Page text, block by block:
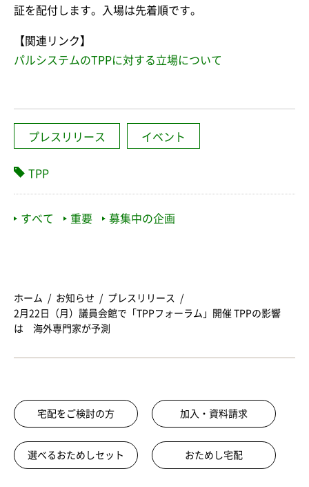
証を配付します。入場は先着順です。
【関連リンク】
パルシステムのTPPに対する立場について
プレスリリース イベント
TPP
すべて 重要 募集中の企画
ホーム お知らせ
プレスリリース
2月22日（月）議員会館で「TPPフォーラム」開催 TPPの影響
は 海外専門家が予測
宅配をご検討の方 加入・資料請求
選べるおためしセット おためし宅配